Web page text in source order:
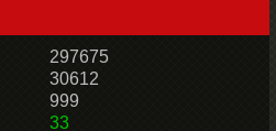
33
297675
30612
999